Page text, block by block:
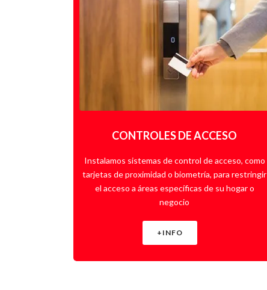
CONTROLES DE ACCESO
Instalamos sistemas de control de acceso, como
tarjetas de proximidad o biometría, para restringir
el acceso a áreas específicas de su hogar o
negocio
+INFO